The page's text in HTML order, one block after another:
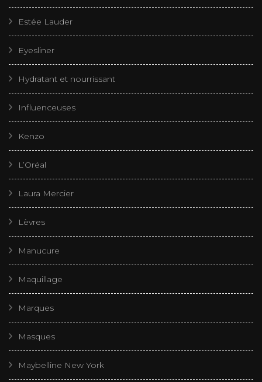
Estée Lauder
Eyesliner
Hydratant et nourrissant
Influenceuses
Kenzo
L’Oréal
Laura Mercier
Lèvres
Manucure
Maquillage
Marques
Masques
Maybelline New York